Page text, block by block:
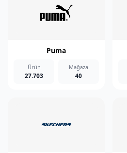
Puma
Ürün
27.703
Mağaza
40